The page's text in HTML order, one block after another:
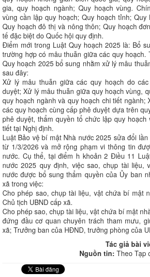
gia, quy hoạch ngành; Quy hoạch vùng.
vùng cần lập quy hoạch; Quy hoạch tỉnh; Quy
Quy hoạch đô thị và nông thôn; Quy hoạch
tế đặc biệt do Quốc hội quy định.
Điểm mới trong Luật Quy hoạch 2025 là: Bổ
trường hợp có mâu thuẫn giữa các quy
Quy hoạch 2025 bổ sung nhằm xử lý mâu
sau đây:
Xử lý mâu thuẫn giữa các quy hoạch do
duyệt; Xử lý mâu thuẫn giữa quy hoạch vùng,
quy hoạch ngành và quy hoạch chi tiết ngành;
các quy hoạch cùng cấp phê duyệt dựa trên
phê duyệt, thẩm quyền tổ chức lập quy
tiết tại Nghị định.
Luật Bảo vệ bí mật Nhà nước 2025 sửa đổi
từ 1/3/2026 và mở rộng phạm vi thông tin
nước. Cụ thể, tại điểm h khoản 2 Điều 11
nước 2025 quy định, việc sao, chụp tài liệu,
nước được bổ sung thẩm quyền của Ủy ban
xã trong việc:
Cho phép sao, chụp tài liệu, vật chứa bí mật
Chủ tịch UBND cấp xã.
Cho phép sao, chụp tài liệu, vật chứa bí mật
đứng đầu cơ quan chuyên trách tham mưu,
xã; Trưởng ban của HĐND, trưởng phòng của
Tác giả bài
Nguồn tin: Theo Tạp